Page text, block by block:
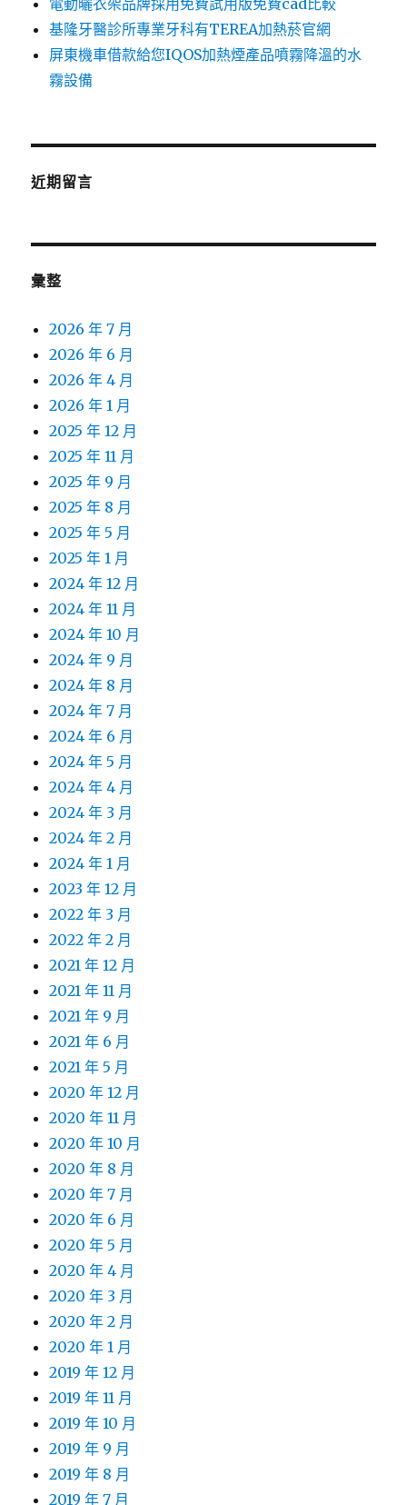
電動曬衣架品牌採用免費試用版免費cad比較
基隆牙醫診所專業牙科有TEREA加熱菸官網
屏東機車借款給您IQOS加熱煙產品噴霧降溫的水
霧設備
近期留言
彙整
2026 年 7 月
2026 年 6 月
2026 年 4 月
2026 年 1 月
2025 年 12 月
2025 年 11 月
2025 年 9 月
2025 年 8 月
2025 年 5 月
2025 年 1 月
2024 年 12 月
2024 年 11 月
2024 年 10 月
2024 年 9 月
2024 年 8 月
2024 年 7 月
2024 年 6 月
2024 年 5 月
2024 年 4 月
2024 年 3 月
2024 年 2 月
2024 年 1 月
2023 年 12 月
2022 年 3 月
2022 年 2 月
2021 年 12 月
2021 年 11 月
2021 年 9 月
2021 年 6 月
2021 年 5 月
2020 年 12 月
2020 年 11 月
2020 年 10 月
2020 年 8 月
2020 年 7 月
2020 年 6 月
2020 年 5 月
2020 年 4 月
2020 年 3 月
2020 年 2 月
2020 年 1 月
2019 年 12 月
2019 年 11 月
2019 年 10 月
2019 年 9 月
2019 年 8 月
2019 年 7 月